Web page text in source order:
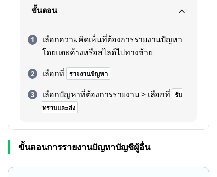
ขั้นตอน
เลือกความคิดเห็นที่ต้องการรายงานปัญหา
โดยแตะค้างหรือสไลด์ไปทางซ้าย
เลือกที่
รายงานปัญหา
เลือกปัญหาที่ต้องการรายงาน > เลือกที่
รับ
ทราบและส่ง
ขั้นตอนการรายงานปัญหาบัญชีผู้อื่น